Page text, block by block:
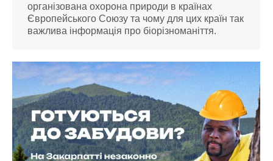
організована охорона природи в країнах
Європейського Союзу та чому для цих країн так
важлива інформація про біорізноманіття.